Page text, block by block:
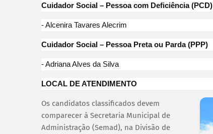
Cuidador Social – Pessoa com Deficiência (PCD)
- Alcenira Tavares Alecrim
Cuidador Social – Pessoa Preta ou Parda (PPP)
- Adriana Alves da Silva
LOCAL DE ATENDIMENTO
Os candidatos classificados devem
comparecer à Secretaria Municipal de
Administração (Semad), na Divisão de